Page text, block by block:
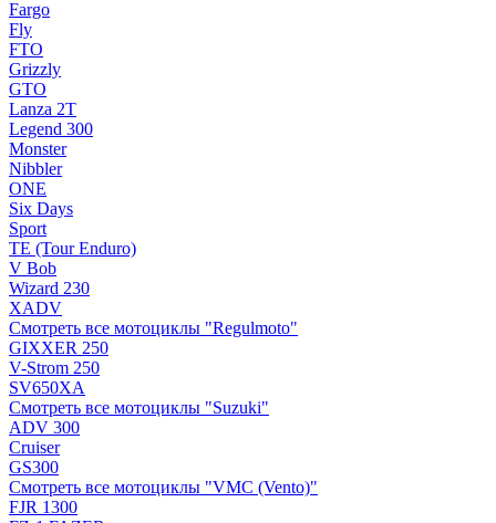
Fargo
Fly
FTO
Grizzly
GTO
Lanza 2T
Legend 300
Monster
Nibbler
ONE
Six Days
Sport
TE (Tour Enduro)
V Bob
Wizard 230
XADV
Смотреть все мотоциклы "Regulmoto"
GIXXER 250
V-Strom 250
SV650XA
Смотреть все мотоциклы "Suzuki"
ADV 300
Cruiser
GS300
Смотреть все мотоциклы "VMC (Vento)"
FJR 1300